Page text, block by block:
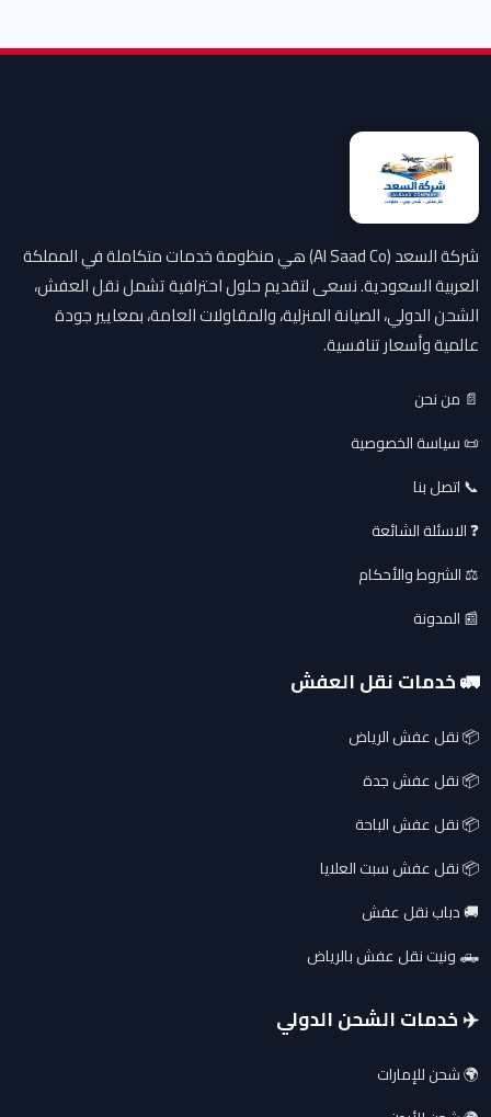
شركة السعد (Al Saad Co) هي منظومة خدمات متكاملة في المملكة
العربية السعودية. نسعى لتقديم حلول احترافية تشمل نقل العفش،
الشحن الدولي، الصيانة المنزلية، والمقاولات العامة، بمعايير جودة
عالمية وأسعار تنافسية.
📄 من نحن
📜 سياسة الخصوصية
📞 اتصل بنا
❓ الاسئلة الشائعة
⚖️ الشروط والأحكام
📰 المدونة
🚛 خدمات نقل العفش
📦 نقل عفش الرياض
📦 نقل عفش جدة
📦 نقل عفش الباحة
📦 نقل عفش سبت العلايا
🚚 دباب نقل عفش
🛻 ونيت نقل عفش بالرياض
✈️ خدمات الشحن الدولي
🌍 شحن للإمارات